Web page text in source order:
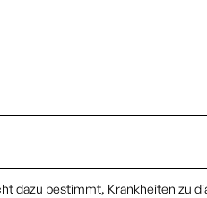
dazu bestimmt, Krankheiten zu